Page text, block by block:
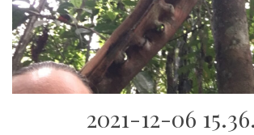
2021-12-06